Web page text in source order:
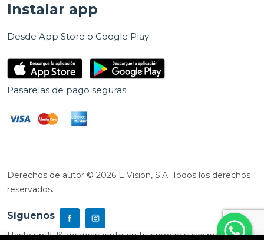
Instalar app
Desde App Store o Google Play
Pasarelas de pago seguras
Derechos de autor © 2026 E Vision, S.A. Todos los derechos
reservados.
Síguenos
Hasta un 15 % de descuento en tu primera suscripción